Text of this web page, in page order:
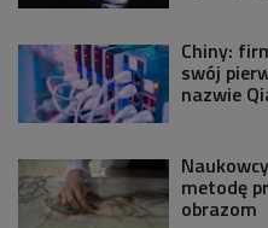
Chiny:
swój
nazwie
metodę
obrazom